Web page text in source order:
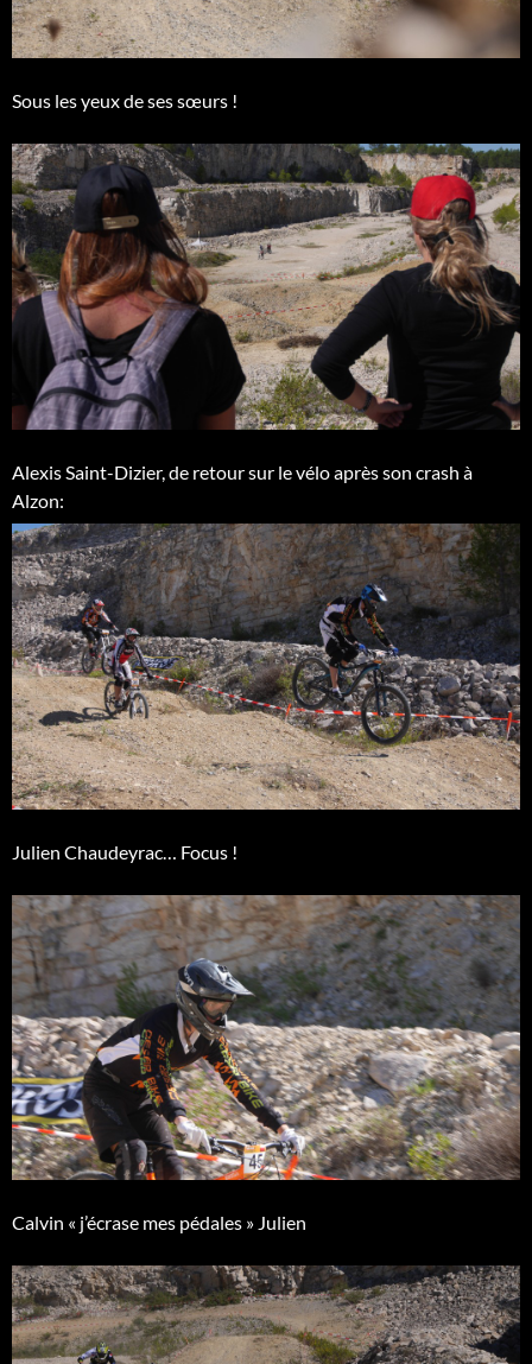
Sous les yeux de ses sœurs !
Alexis Saint-Dizier, de retour sur le vélo après son crash à
Alzon:
Julien Chaudeyrac… Focus !
Calvin « j’écrase mes pédales » Julien